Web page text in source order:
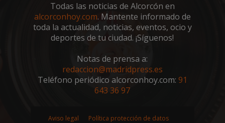
Todas las noticias de Alcorcón en
alcorconhoy.com. Mantente informado de
toda la actualidad, noticias, eventos, ocio y
deportes de tu ciudad. ¡Síguenos!
Notas de prensa a:
redaccion@madridpress.es
Teléfono periódico alcorconhoy.com: 91
643 36 97
Aviso legal Política protección de datos
sp_landing
Spotify Inc.